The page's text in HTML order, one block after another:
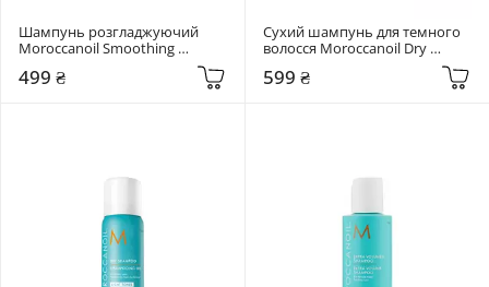
Шампунь розгладжуючий
Moroccanoil Smoothing
499 ₴
Сухий шампунь для темного
волосся Moroccanoil Dry
Shampoo Dark Tones 65 мл
599 ₴